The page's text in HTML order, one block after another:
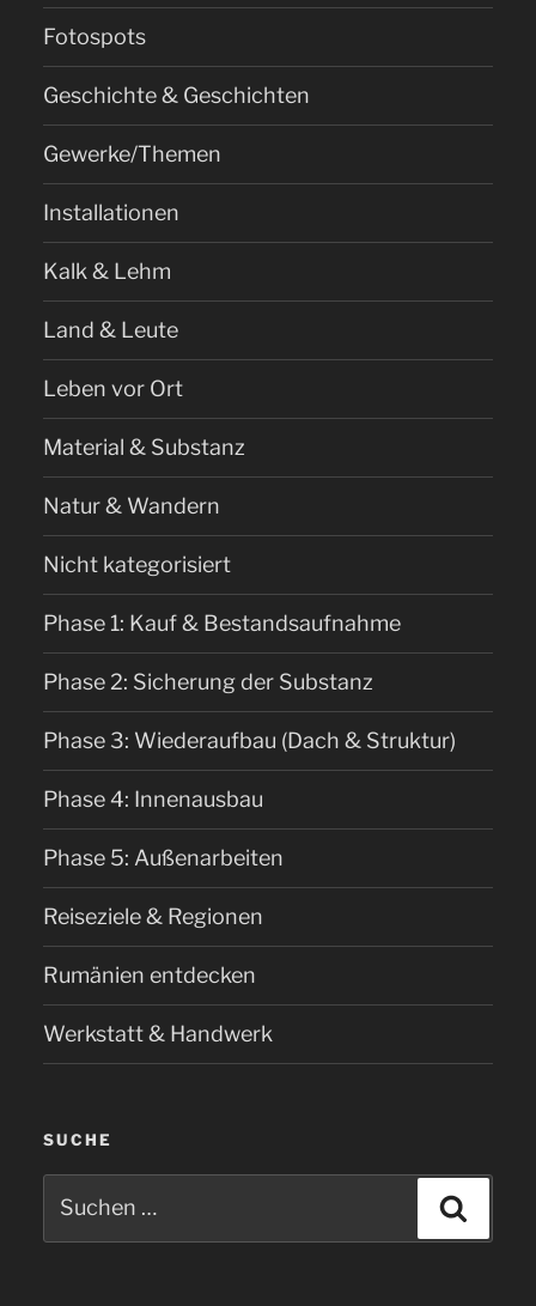
Fotospots
Geschichte & Geschichten
Gewerke/Themen
Installationen
Kalk & Lehm
Land & Leute
Leben vor Ort
Material & Substanz
Natur & Wandern
Nicht kategorisiert
Phase 1: Kauf & Bestandsaufnahme
Phase 2: Sicherung der Substanz
Phase 3: Wiederaufbau (Dach & Struktur)
Phase 4: Innenausbau
Phase 5: Außenarbeiten
Reiseziele & Regionen
Rumänien entdecken
Werkstatt & Handwerk
SUCHE